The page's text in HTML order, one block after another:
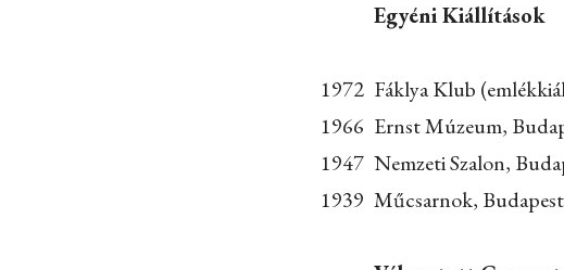
Egyéni Kiállítások
1972 Fáklya Klub
1966 Ernst Múzeum,
1947 Nemzeti Szalon,
1939 Műcsarnok, Budapest